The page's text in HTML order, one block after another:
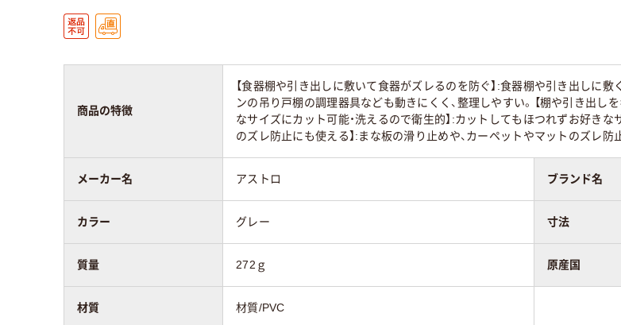
商品の特徴
【食器棚や引き出しに敷いて食器がズレるのを防ぐ】:食器棚や引き出しに
ンの吊り戸棚の調理器具なども動きにくく、整理しやすい。【棚や引き出し
なサイズにカット可能・洗えるので衛生的】:カットしてもほつれずお好き
のズレ防止にも使える】:まな板の滑り止めや、カーペットやマットのズレ防
メーカー名 アストロ ブランド名
カラー グレー 寸法
質量 272ｇ 原産国
材質 材質/PVC